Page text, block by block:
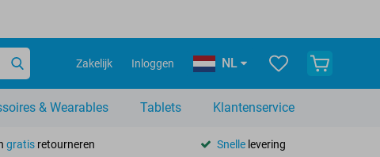
Zakelijk Inloggen NL
& Wearables Tablets Klantenservice
gratisretourneren Snellelevering